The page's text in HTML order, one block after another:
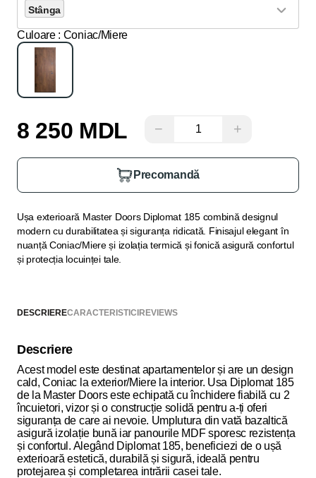
Stânga
Culoare : Coniac/Miere
8 250 MDL − +
Precomandă
Ușa exterioară Master Doors Diplomat 185 combină designul
modern cu durabilitatea și siguranța ridicată. Finisajul elegant în
nuanță Coniac/Miere și izolația termică și fonică asigură confortul
și protecția locuinței tale.
DESCRIERECARACTERISTICI REVIEWS
Descriere
Acest model este destinat apartamentelor și are un design
cald, Coniac la exterior/Miere la interior. Usa Diplomat 185
de la Master Doors este echipată cu închidere fiabilă cu 2
încuietori, vizor și o construcție solidă pentru a-ți oferi
siguranța de care ai nevoie. Umplutura din vată bazaltică
asigură izolație bună iar panourile MDF sporesc rezistența
și confortul. Alegând Diplomat 185, beneficiezi de o ușă
exterioară estetică, durabilă și sigură, ideală pentru
protejarea și completarea intrării casei tale.